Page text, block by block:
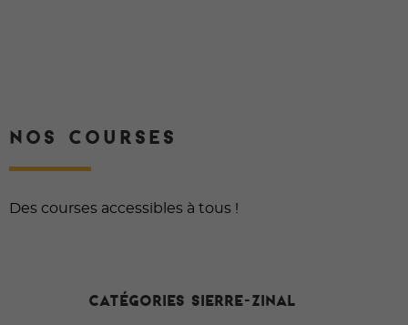
NOS COURSES
Des courses accessibles à tous !
Catégories Sierre-Zinal